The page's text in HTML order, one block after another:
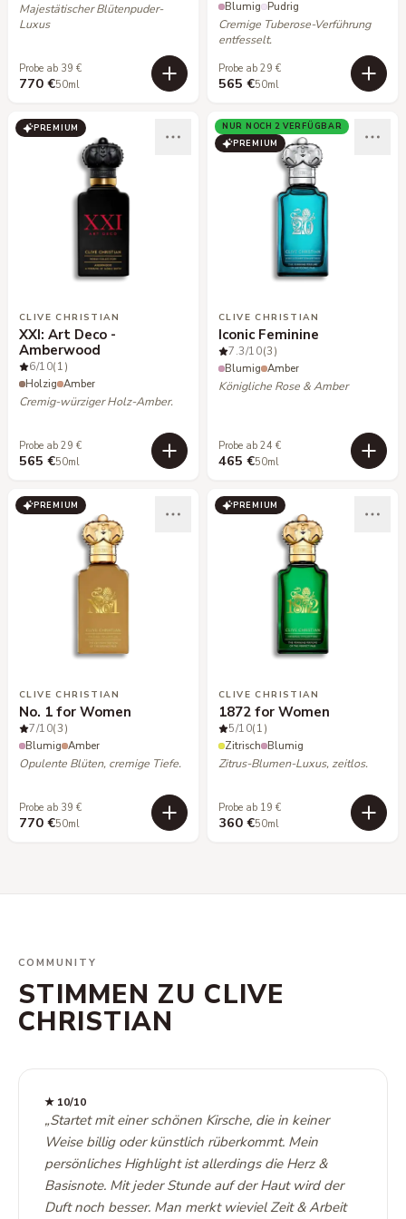
Majestätischer Blütenpuder-
Luxus
Probe ab 39 €
770 €50ml
Blumig Pudrig
Cremige Tuberose-Verführung
entfesselt.
Probe ab 29 €
565 €50ml
PREMIUM
CLIVE CHRISTIAN
XXI: Art Deco -
Amberwood
6/10(1)
Holzig Amber
Cremig-würziger Holz-Amber.
Probe ab 29 €
565 €50ml
NUR NOCH 2 VERFÜGBAR
PREMIUM
CLIVE CHRISTIAN
Iconic Feminine
7.3/10(3)
Blumig Amber
Königliche Rose & Amber
Probe ab 24 €
465 €50ml
PREMIUM
CLIVE CHRISTIAN
No. 1 for Women
7/10(3)
Blumig Amber
Opulente Blüten, cremige Tiefe.
Probe ab 39 €
770 €50ml
PREMIUM
CLIVE CHRISTIAN
1872 for Women
5/10(1)
Zitrisch Blumig
Zitrus-Blumen-Luxus, zeitlos.
Probe ab 19 €
360 €50ml
COMMUNITY
STIMMEN ZU CLIVE
CHRISTIAN
★ 10/10
„Startet mit einer schönen Kirsche, die in keiner
Weise billig oder künstlich rüberkommt. Mein
persönliches Highlight ist allerdings die Herz &
Basisnote. Mit jeder Stunde auf der Haut wird der
Duft noch besser. Man merkt wieviel Zeit & Arbeit